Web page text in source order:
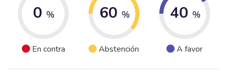
0 %
En contra
60 %
Abstención
40 %
A favor